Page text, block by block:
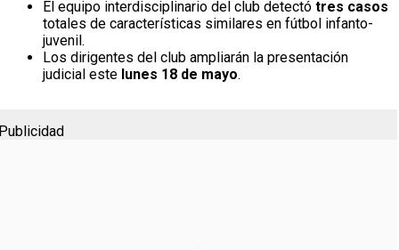
El equipo interdisciplinario del club detectó tres casos
totales de características similares en fútbol infanto-
juvenil.
Los dirigentes del club ampliarán la presentación
judicial este lunes 18 de mayo.